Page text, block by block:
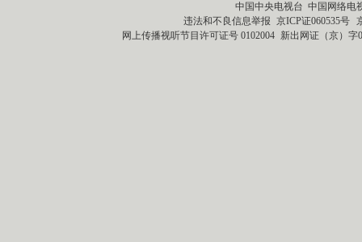
中国中央电视台 中国网络电
违法和不良信息举报 京ICP证060535号
网上传播视听节目许可证号 0102004 新出网证（京）